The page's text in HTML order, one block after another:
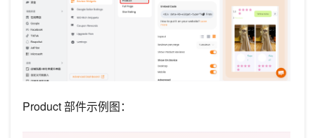
Product 部件示例图：